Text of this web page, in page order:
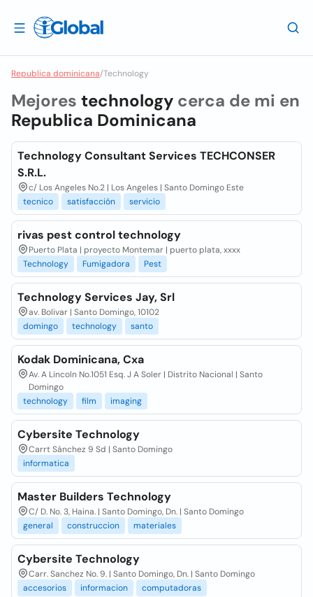
Republica dominicana/Technology
Mejores technology cerca de mi en
Republica Dominicana
Technology Consultant Services TECHCONSER
S.R.L.
c/ Los Angeles No.2 | Los Angeles | Santo Domingo Este
tecnico
satisfacción servicio
rivas pest control technology
Puerto Plata | proyecto Montemar | puerto plata, xxxx
Technology
Fumigadora Pest
Technology Services Jay, Srl
av. Bolivar | Santo Domingo, 10102
domingo
technology santo
Kodak Dominicana, Cxa
Av. A Lincoln No.1051 Esq. J A Soler | Distrito Nacional | Santo
Domingo
technology
film imaging
Cybersite Technology
Carrt Sánchez 9 Sd | Santo Domingo
informatica
Master Builders Technology
C/ D. No. 3, Haina. | Santo Domingo, Dn. | Santo Domingo
general
construccion materiales
Cybersite Technology
Carr. Sanchez No. 9. | Santo Domingo, Dn. | Santo Domingo
accesorios
informacion computadoras